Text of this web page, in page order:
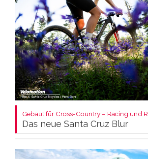
Gebaut für Cross-Country – Racing und
Das neue Santa Cruz Blur